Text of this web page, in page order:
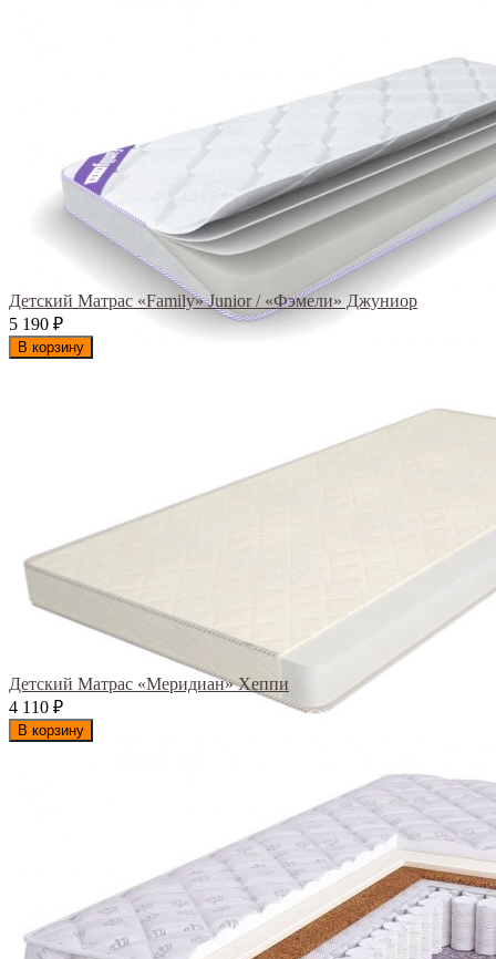
Детский Матрас «Family» Junior / «Фэмели» Джуниор
5 190 ₽
В корзину
Детский Матрас «Меридиан» Хеппи
4 110 ₽
В корзину